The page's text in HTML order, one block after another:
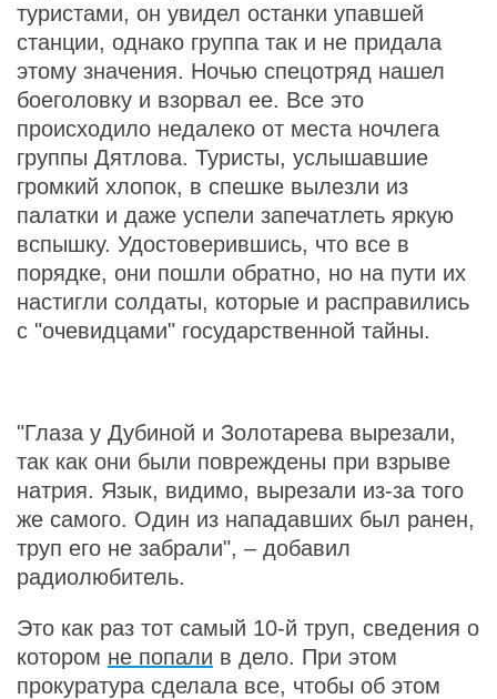
туристами, он увидел останки упавшей
станции, однако группа так и не придала
этому значения. Ночью спецотряд нашел
боеголовку и взорвал ее. Все это
происходило недалеко от места ночлега
группы Дятлова. Туристы, услышавшие
громкий хлопок, в спешке вылезли из
палатки и даже успели запечатлеть яркую
вспышку. Удостоверившись, что все в
порядке, они пошли обратно, но на пути их
настигли солдаты, которые и расправились
с "очевидцами" государственной тайны.
"Глаза у Дубиной и Золотарева вырезали,
так как они были повреждены при взрыве
натрия. Язык, видимо, вырезали из-за того
же самого. Один из нападавших был ранен,
труп его не забрали", – добавил
радиолюбитель.
Это как раз тот самый 10-й труп, сведения о
котором не попали в дело. При этом
прокуратура сделала все, чтобы об этом